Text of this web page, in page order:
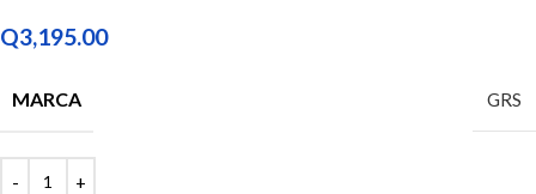
Q3,195.00
MARCA GRS